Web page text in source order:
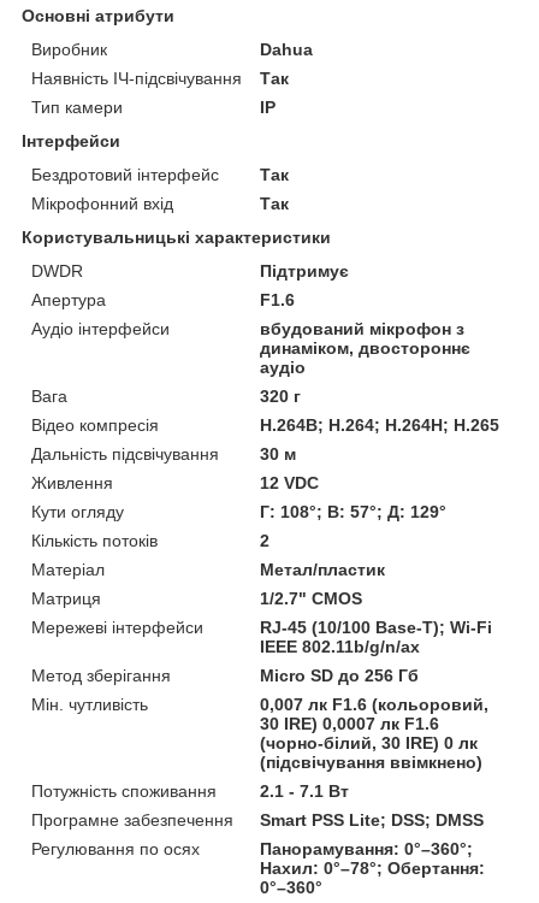
Основні атрибути
Виробник
Dahua
Наявність ІЧ-підсвічування
Так
Тип камери
IP
Інтерфейси
Бездротовий інтерфейс
Так
Мікрофонний вхід
Так
Користувальницькі характеристики
DWDR
Підтримує
Апертура
F1.6
Аудіо інтерфейси
вбудований мікрофон з
динаміком, двостороннє
аудіо
Вага
320 г
Відео компресія
H.264B; H.264; H.264H; H.265
Дальність підсвічування
30 м
Живлення
12 VDC
Кути огляду
Г: 108°; В: 57°; Д: 129°
Кількість потоків
2
Матеріал
Метал/пластик
Матриця
1/2.7" CMOS
Мережеві інтерфейси
RJ-45 (10/100 Base-T); Wi-Fi
IEEE 802.11b/g/n/ax
Метод зберігання
Micro SD до 256 Гб
Мін. чутливість
0,007 лк F1.6 (кольоровий,
30 IRE) 0,0007 лк F1.6
(чорно-білий, 30 IRE) 0 лк
(підсвічування ввімкнено)
Потужність споживання
2.1 - 7.1 Вт
Програмне забезпечення
Smart PSS Lite; DSS; DMSS
Регулювання по осях
Панорамування: 0°–360°;
Нахил: 0°–78°; Обертання:
0°–360°